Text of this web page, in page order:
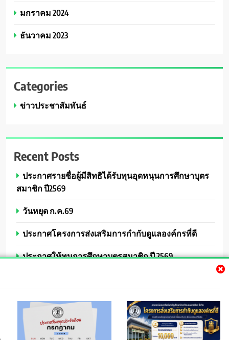
มกราคม 2024
ธันวาคม 2023
Categories
ข่าวประชาสัมพันธ์
Recent Posts
ประกาศรายชื่อผู้มีสิทธิได้รับทุนอุดหนุนการศึกษาบุตร
สมาชิก ปี2569
วันหยุด ก.ค.69
ประกาศโครงการส่งเสริมการกำกับดูแลองค์กรที่ดี
ประกาศให้ทุนการศึกษาบุตรสมาชิก ปี 2569